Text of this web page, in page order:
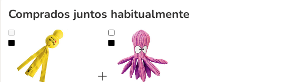
Comprados juntos habitualmente
KONG Wet Wubba juguete para perrosKONG Cuteseas pulpo de juguete para perros